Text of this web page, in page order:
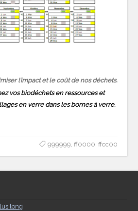
l’impact et le coût de nos déchets.
vos biodéchets en ressources et
en verre dans les bornes à verre.
999999 ff0000 ffcc00
long